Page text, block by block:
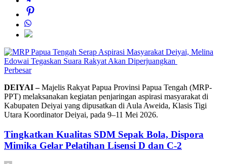
Perbesar
DEIYAI –Majelis Rakyat Papua Provinsi Papua Tengah (MRP-
PPT) melaksanakan kegiatan penjaringan aspirasi masyarakat di
Kabupaten Deiyai yang dipusatkan di Aula Aweida, Klasis Tigi
Utara Koordinator Deiyai, pada 9–11 Mei 2026.
Tingkatkan Kualitas SDM Sepak Bola, Dispora
Mimika Gelar Pelatihan Lisensi D dan C-2